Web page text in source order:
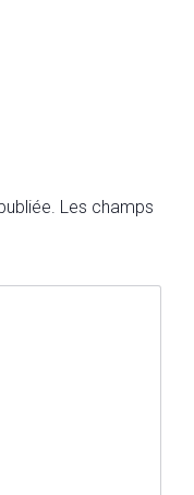
Les champs